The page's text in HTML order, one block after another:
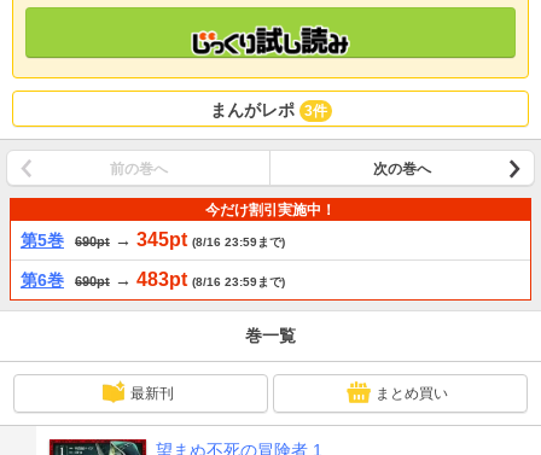
まんがレポ 3件
前の巻へ 次の巻へ
今だけ割引実施中！
第5巻 690pt → 345pt (8/16 23:59まで)
第6巻 690pt → 483pt (8/16 23:59まで)
巻一覧
最新刊 まとめ買い
望まぬ不死の冒険者 1